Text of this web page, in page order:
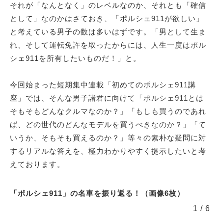
それが「なんとなく」のレベルなのか、それとも「確信
として」なのかはさておき、「ポルシェ911が欲しい」
と考えている男子の数は多いはずです。「男として生ま
れ、そして運転免許を取ったからには、人生一度はポル
シェ911を所有したいものだ！」と。
今回始まった短期集中連載「初めてのポルシェ911講
座」では、そんな男子諸君に向けて「ポルシェ911とは
そもそもどんなクルマなのか？」「もしも買うのであれ
ば、どの世代のどんなモデルを買うべきなのか？」「て
いうか、そもそも買えるのか？」等々の素朴な疑問に対
するリアルな答えを、極力わかりやすく提示したいと考
えております。
「ポルシェ911」の名車を振り返る！（画像6枚）
1 / 6